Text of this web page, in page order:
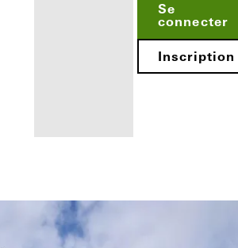
pour vous en
tant
Se
connecter
Inscription